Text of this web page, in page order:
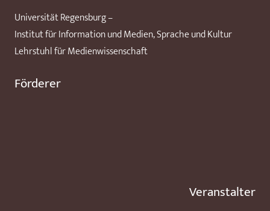
Universität Regensburg –
Institut für Information und Medien, Sprache und Kultur
Lehrstuhl für Medienwissenschaft
Förderer
Veranstalter